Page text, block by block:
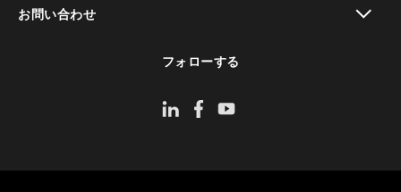
お問い合わせ
フォローする